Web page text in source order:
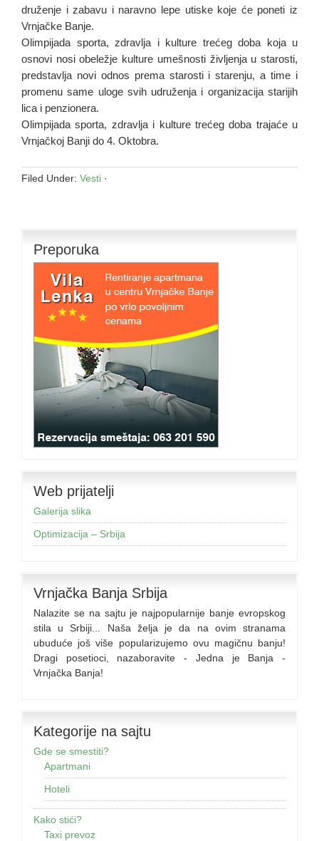
druženje i zabavu i naravno lepe utiske koje će poneti iz
Vrnjačke Banje.
Olimpijada sporta, zdravlja i kulture trećeg doba koja u
osnovi nosi obeležje kulture umešnosti življenja u starosti,
predstavlja novi odnos prema starosti i starenju, a time i
promenu same uloge svih udruženja i organizacija starijih
lica i penzionera.
Olimpijada sporta, zdravlja i kulture trećeg doba trajaće u
Vrnjačkoj Banji do 4. Oktobra.
Filed Under: Vesti ·
Preporuka
Web prijatelji
Galerija slika
Optimizacija – Srbija
Vrnjačka Banja Srbija
Nalazite se na sajtu je najpopularnije banje evropskog
stila u Srbiji... Naša želja je da na ovim stranama
ubuduće još više popularizujemo ovu magičnu banju!
Dragi posetioci, nazaboravite - Jedna je Banja -
Vrnjačka Banja!
Kategorije na sajtu
Gde se smestiti?
Apartmani
Hoteli
Kako stići?
Taxi prevoz